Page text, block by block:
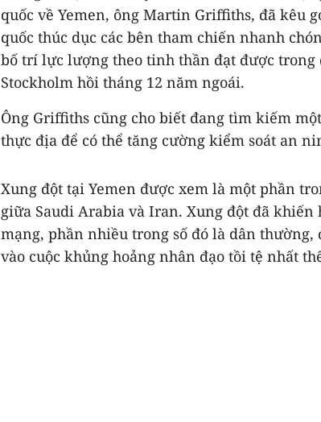
quốc về Yemen, ông Martin Griffiths, đã kêu
quốc thúc dục các bên tham chiến nhanh
bố trí lực lượng theo tinh thần đạt được trong
Stockholm hồi tháng 12 năm ngoái.
Ông Griffiths cũng cho biết đang tìm kiếm
thực địa để có thể tăng cường kiểm soát an
Xung đột tại Yemen được xem là một phần
giữa Saudi Arabia và Iran. Xung đột đã
mạng, phần nhiều trong số đó là dân thường,
vào cuộc khủng hoảng nhân đạo tồi tệ nhất